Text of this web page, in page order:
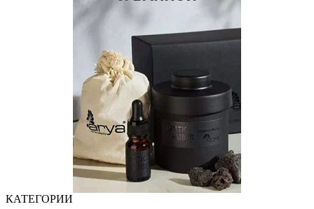
КАТЕГОРИИ